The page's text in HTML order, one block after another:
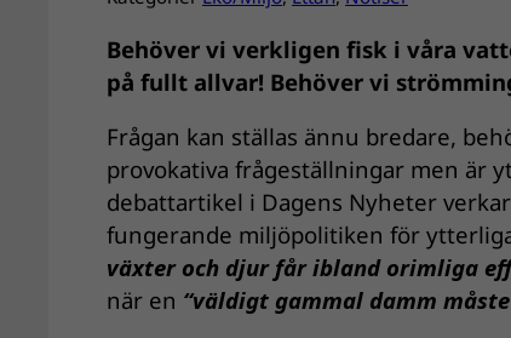
Behöver vi verkligen fisk i våra
på fullt allvar! Behöver vi
Frågan kan ställas ännu bredare,
provokativa frågeställningar men är
debattartikel i Dagens Nyheter
fungerande miljöpolitiken för
växter och djur får ibland orimliga
när en “väldigt gammal damm